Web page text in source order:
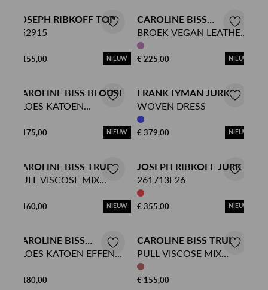
JOSEPH RIBKOFF TOP
252915
€ 155,00 NIEUW
CAROLINE BISS
PANTALON
BROEK VEGAN LEATHER
€ 225,00 NIEUW
CAROLINE BISS BLOUSE
BLOES KATOEN
€ 175,00 NIEUW
FRANK LYMAN JURK
WOVEN DRESS
€ 379,00 NIEUW
CAROLINE BISS TRUI
PULL VISCOSE MIX
€ 160,00 NIEUW
JOSEPH RIBKOFF JURK
261713F26
€ 355,00 NIEUW
CAROLINE BISS
OVERHEMD
BLOES KATOEN EFFEN
€ 180,00
CAROLINE BISS TRUI
PULL VISCOSE MIX
€ 155,00